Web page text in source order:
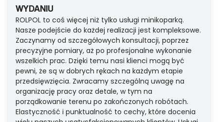
WYDANIU
ROLPOL to coś więcej niż tylko usługi minikoparką.
Nasze podejście do każdej realizacji jest kompleksowe.
Zaczynamy od szczegółowych konsultacji, poprzez
precyzyjne pomiary, aż po profesjonalne wykonanie
wszelkich prac. Dzięki temu nasi klienci mogą być
pewni, że są w dobrych rękach na każdym etapie
przedsięwzięcia. Zwracamy szczególną uwagę na
organizację pracy oraz detale, w tym na
porządkowanie terenu po zakończonych robótach.
Elastyczność i punktualność to cechy, które docenia